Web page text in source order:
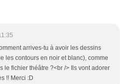
arrives-tu à avoir les dessins
les contours en noir et blanc), comme
le fichier théâtre ?<br /> Ils vont adorer
!! Merci :D